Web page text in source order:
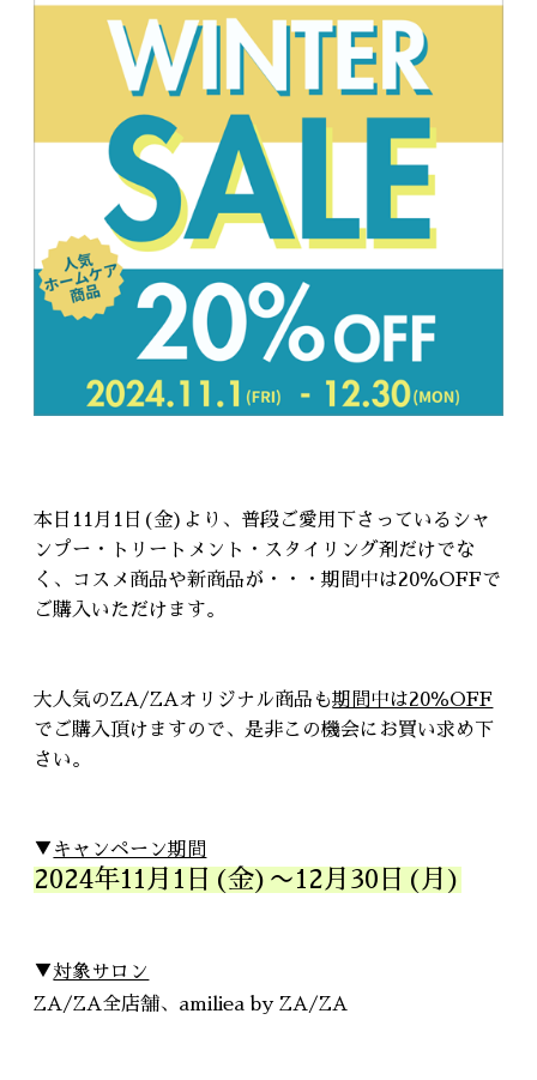
本日11月1日(金)より、普段ご愛用下さっているシャ
ンプー・トリートメント・スタイリング剤だけでな
く、コスメ商品や新商品が・・・期間中は20％OFFで
ご購入いただけます。
大人気のZA/ZAオリジナル商品も期間中は20％OFF
でご購入頂けますので、是非この機会にお買い求め下
さい。
▼ キャンペーン期間
2024年11月1日(金)〜12月30日(月)
▼対象サロン
ZA/ZA全店舗、amiliea by ZA/ZA